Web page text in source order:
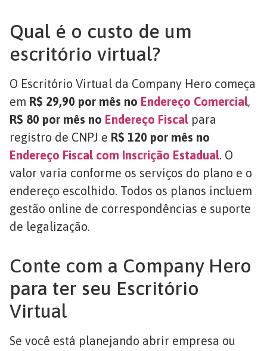
Qual é o custo de um
escritório virtual?
O Escritório Virtual da Company Hero começa
em R$ 29,90 por mês no Endereço Comercial,
R$ 80 por mês no Endereço Fiscal para
registro de CNPJ e R$ 120 por mês no
Endereço Fiscal com Inscrição Estadual. O
valor varia conforme os serviços do plano e o
endereço escolhido. Todos os planos incluem
gestão online de correspondências e suporte
de legalização.
Conte com a Company Hero
para ter seu Escritório
Virtual
Se você está planejando abrir empresa ou